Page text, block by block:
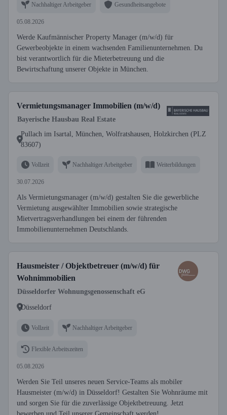
Nachhaltiger Arbeitgeber Gesundheitsangebote
05.08.2026
Werde Kaufmännischer Property Manager (m/w/d) für
Gewerbeobjekte in einem wachsenden Familienunternehmen. Du
bist verantwortlich für die Mieterbetreuung und die
Bewirtschaftung unserer Objekte in München.
Vermietungsmanager Immobilien (m/w/d)
Bayerische Hausbau Real Estate
Pullach im Isartal, München, Wolfratshausen, Holzkirchen (PLZ
83607)
Vollzeit Nachhaltiger Arbeitgeber Weiterbildungen
30.07.2026
Als Vermietungsmanager (m/w/d) gestalten Sie die gewerbliche
Vermietung ausgewählter Immobilien sowie strategische
Mietvertragsverhandlungen bei einem der führenden
Immobilienunternehmen Deutschlands.
Hausmeister / Objektbetreuer (m/w/d) für
Wohnimmobilien
Düsseldorfer Wohnungsgenossenschaft eG
Düsseldorf
Vollzeit Nachhaltiger Arbeitgeber
Flexible Arbeitszeiten
05.08.2026
Werden Sie Teil unseres neuen Service-Teams als mobiler
Hausmeister (m/w/d) in Düsseldorf! Gestalten Sie Wohnräume mit
und sorgen Sie für die zuverlässige Objektbetreuung. Jetzt